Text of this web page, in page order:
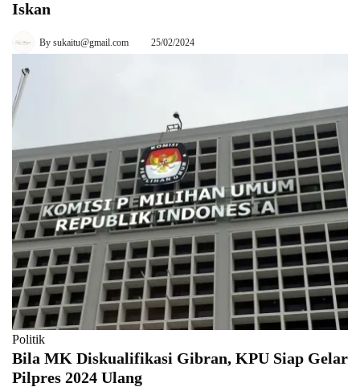
Iskan
By sukaitu@gmail.com 25/02/2024
Politik
Bila MK Diskualifikasi Gibran, KPU Siap Gelar
Pilpres 2024 Ulang